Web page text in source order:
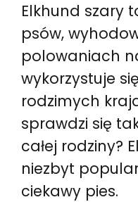
Elkhund szary
psów,
polowaniach
wykorzystuje
rodzimych
sprawdzi się
całej rodziny?
niezbyt
ciekawy pies.